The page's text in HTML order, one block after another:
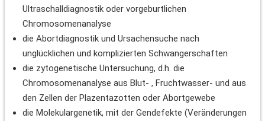
Ultraschalldiagnostik oder vorgeburtlichen
Chromosomenanalyse
die Abortdiagnostik und Ursachensuche nach
unglücklichen und komplizierten Schwangerschaften
die zytogenetische Untersuchung, d.h. die
Chromosomenanalyse aus Blut- , Fruchtwasser- und aus
den Zellen der Plazentazotten oder Abortgewebe
die Molekulargenetik, mit der Gendefekte (Veränderungen